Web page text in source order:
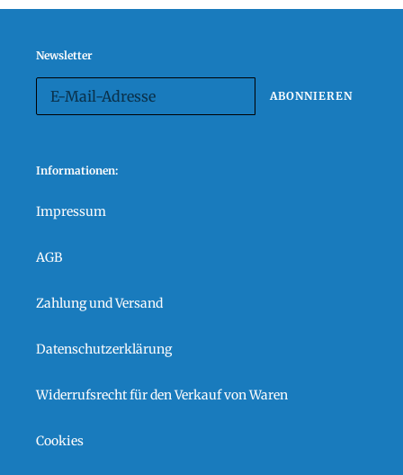
Newsletter
ABONNIEREN
Informationen:
Impressum
AGB
Zahlung und Versand
Datenschutzerklärung
Widerrufsrecht für den Verkauf von Waren
Cookies